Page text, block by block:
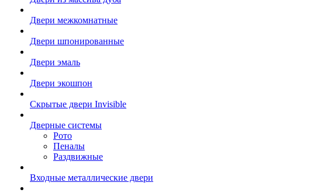
Двери межкомнатные
Двери шпонированные
Двери эмаль
Двери экошпон
Скрытые двери Invisible
Дверные системы
Рото
Пеналы
Раздвижные
Входные металлические двери